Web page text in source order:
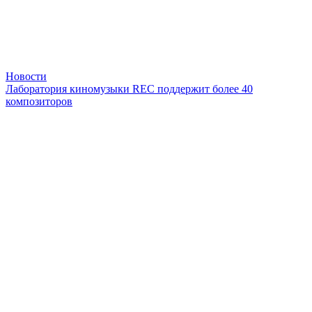
Новости
Лаборатория киномузыки REС поддержит более 40
композиторов